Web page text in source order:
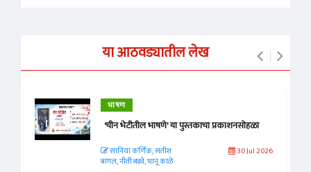
या आठवड्यातील लेख
भाषण
'चीन भेटीतील भाषणे' या पुस्तकाचा प्रकाशनसोहळा
सानिया कर्णिक, सतीश
बागल, नीती बडवे, भानू काळे
30 Jul 2026